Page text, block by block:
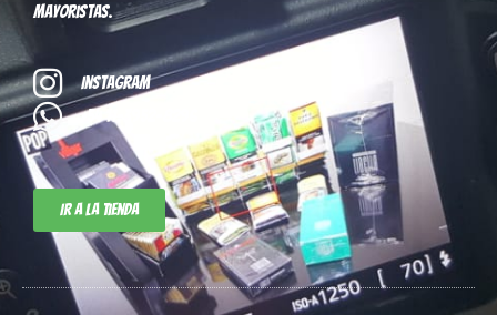
mayoristas.
Instagram
+54 11-3952-8296
Ir a la tienda